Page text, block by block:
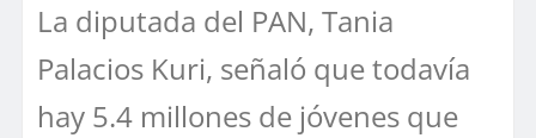
La diputada del PAN, Tania
Palacios Kuri, señaló que todavía
hay 5.4 millones de jóvenes que